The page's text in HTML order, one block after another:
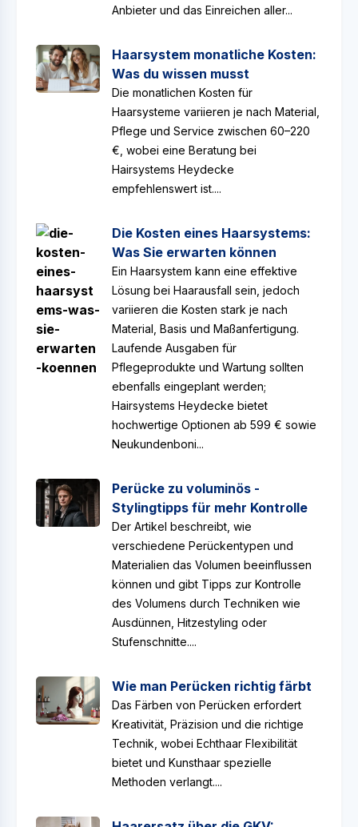
Anbieter und das Einreichen aller...
Haarsystem monatliche Kosten:
Was du wissen musst
Die monatlichen Kosten für
Haarsysteme variieren je nach Material,
Pflege und Service zwischen 60–220
€, wobei eine Beratung bei
Hairsystems Heydecke
empfehlenswert ist....
Die Kosten eines Haarsystems:
Was Sie erwarten können
Ein Haarsystem kann eine effektive
Lösung bei Haarausfall sein, jedoch
variieren die Kosten stark je nach
Material, Basis und Maßanfertigung.
Laufende Ausgaben für
Pflegeprodukte und Wartung sollten
ebenfalls eingeplant werden;
Hairsystems Heydecke bietet
hochwertige Optionen ab 599 € sowie
Neukundenboni...
Perücke zu voluminös -
Stylingtipps für mehr Kontrolle
Der Artikel beschreibt, wie
verschiedene Perückentypen und
Materialien das Volumen beeinflussen
können und gibt Tipps zur Kontrolle
des Volumens durch Techniken wie
Ausdünnen, Hitzestyling oder
Stufenschnitte....
Wie man Perücken richtig färbt
Das Färben von Perücken erfordert
Kreativität, Präzision und die richtige
Technik, wobei Echthaar Flexibilität
bietet und Kunsthaar spezielle
Methoden verlangt....